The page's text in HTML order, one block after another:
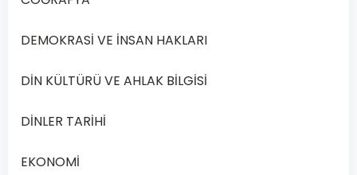
Türk
ve
5
2020
1.
DEMOKRASİ VE İNSAN HAKLARI
DİN KÜLTÜRÜ VE AHLAK BİLGİSİ
DİNLER TARİHİ
EKONOMİ